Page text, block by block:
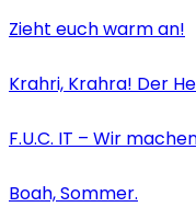
Zieht euch warm an!
Krahri, Krahra! Der
F.U.C. IT – Wir
Boah, Sommer.